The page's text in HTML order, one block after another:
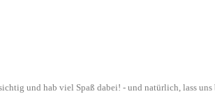
und hab viel Spaß dabei! - und natürlich, lass